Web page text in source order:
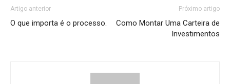
Artigo anterior
O que importa é o processo.
Próximo artigo
Como Montar Uma Carteira de
Investimentos